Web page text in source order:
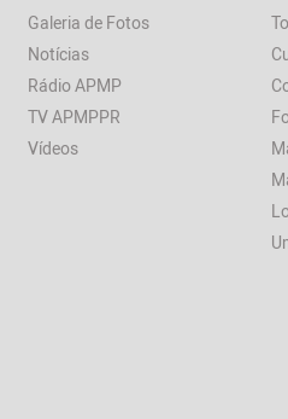
Galeria de Fotos
Notícias
Rádio APMP
TV APMPPR
Vídeos